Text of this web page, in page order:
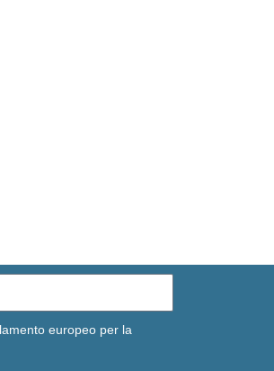
europeo per la